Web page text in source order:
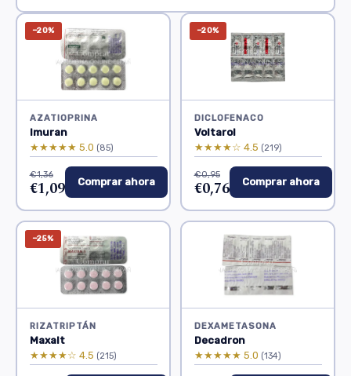
−20%
AZATIOPRINA
Imuran
★★★★★ 5.0 (85)
€1,36
€1,09 Comprar ahora
−20%
DICLOFENACO
Voltarol
★★★★☆ 4.5 (219)
€0,95
€0,76 Comprar ahora
−25%
RIZATRIPTÁN
Maxalt
★★★★☆ 4.5 (215)
DEXAMETASONA
Decadron
★★★★★ 5.0 (134)